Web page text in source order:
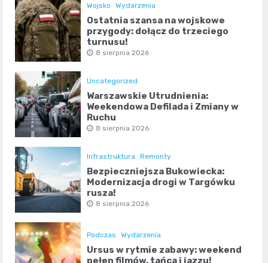
Wojsko Wydarzenia
Ostatnia szansa na wojskowe
przygody: dołącz do trzeciego
turnusu!
8 sierpnia 2026
Uncategorized
Warszawskie Utrudnienia:
Weekendowa Defilada i Zmiany w
Ruchu
8 sierpnia 2026
Infrastruktura Remonty
Bezpieczniejsza Bukowiecka:
Modernizacja drogi w Targówku
rusza!
8 sierpnia 2026
Podczas Wydarzenia
Ursus w rytmie zabawy: weekend
pełen filmów, tańca i jazzu!